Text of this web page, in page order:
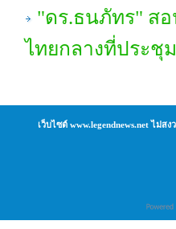
"ดร.ธนภัทร" สอ
ไทยกลางที่ประชุ
เว็บไซต์ www.legendnews.net ไม่